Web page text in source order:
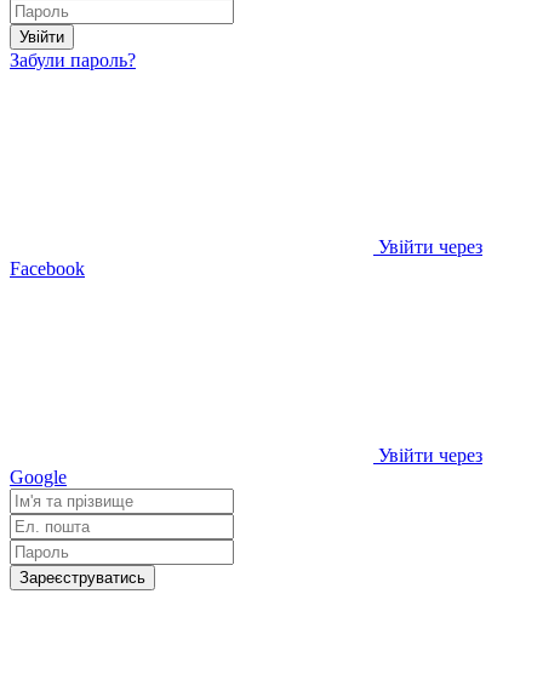
Увійти
Забули пароль?
Увійти через
Facebook
Увійти через
Google
Зареєструватись